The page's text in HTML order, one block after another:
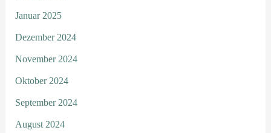
Januar 2025
Dezember 2024
November 2024
Oktober 2024
September 2024
August 2024